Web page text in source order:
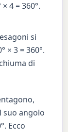
4 = 360°.
si
× 3 = 360°.
di
suo angolo
Ecco